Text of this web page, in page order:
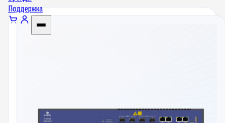
Поддержка